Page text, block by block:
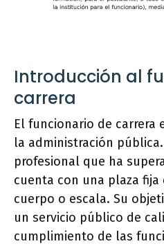
Introducción al
carrera
El funcionario de carrera
la administración
profesional que ha
cuenta con una plaza
cuerpo o escala. Su
un servicio público de
cumplimiento de las